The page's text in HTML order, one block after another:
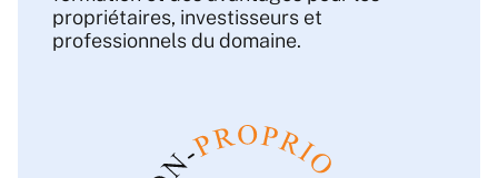
propriétaires, investisseurs et
professionnels du domaine.